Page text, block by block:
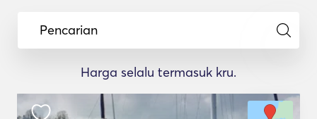
Pencarian
Harga selalu termasuk kru.